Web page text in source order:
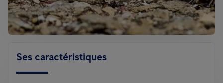
Ses caractéristiques